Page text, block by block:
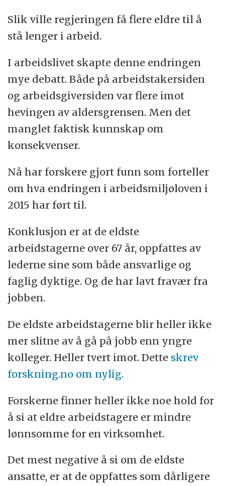
Slik ville regjeringen få flere eldre til å
stå lenger i arbeid.
I arbeidslivet skapte denne endringen
mye debatt. Både på arbeidstakersiden
og arbeidsgiversiden var flere imot
hevingen av aldersgrensen. Men det
manglet faktisk kunnskap om
konsekvenser.
Nå har forskere gjort funn som forteller
om hva endringen i arbeidsmiljøloven i
2015 har ført til.
Konklusjon er at de eldste
arbeidstagerne over 67 år, oppfattes av
lederne sine som både ansvarlige og
faglig dyktige. Og de har lavt fravær fra
jobben.
De eldste arbeidstagerne blir heller ikke
mer slitne av å gå på jobb enn yngre
kolleger. Heller tvert imot. Dette skrev
forskning.no om nylig.
Forskerne finner heller ikke noe hold for
å si at eldre arbeidstagere er mindre
lønnsomme for en virksomhet.
Det mest negative å si om de eldste
ansatte, er at de oppfattes som dårligere